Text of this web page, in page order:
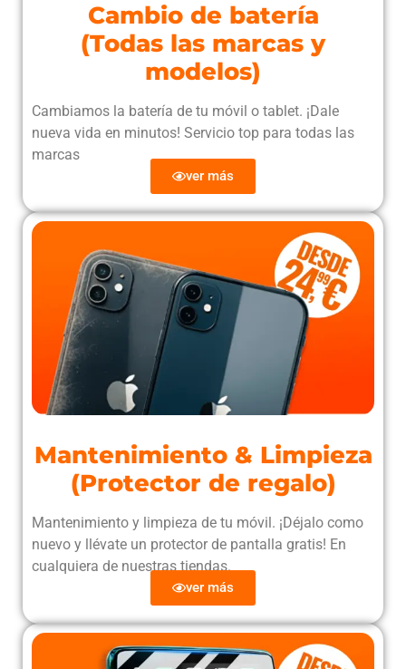
Cambio de batería
(Todas las marcas y
modelos)
Cambiamos la batería de tu móvil o tablet. ¡Dale
nueva vida en minutos! Servicio top para todas las
marcas
ver más
Mantenimiento & Limpieza
(Protector de regalo)
Mantenimiento y limpieza de tu móvil. ¡Déjalo como
nuevo y llévate un protector de pantalla gratis! En
cualquiera de nuestras tiendas.
ver más